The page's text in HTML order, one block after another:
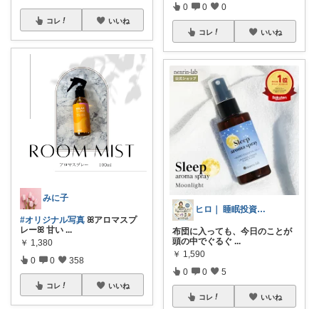
コレ いいね
みに子
#オリジナル写真 ꕤアロマスプ
レーꕤ 甘い ...
￥ 1,380
0 0 358
コレ いいね
0 0 0
コレ いいね
ヒロ｜ 睡眠投資で整う暮らし
布団に入っても、今日のことが
頭の中でぐるぐ ...
￥ 1,590
0 0 5
コレ いいね